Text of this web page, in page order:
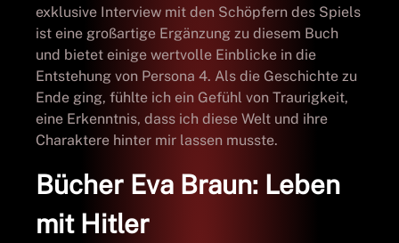
exklusive Interview mit den Schöpfern des Spiels
ist eine großartige Ergänzung zu diesem Buch
und bietet einige wertvolle Einblicke in die
Entstehung von Persona 4. Als die Geschichte zu
Ende ging, fühlte ich ein Gefühl von Traurigkeit,
eine Erkenntnis, dass ich diese Welt und ihre
Charaktere hinter mir lassen musste.
Bücher Eva Braun: Leben
mit Hitler